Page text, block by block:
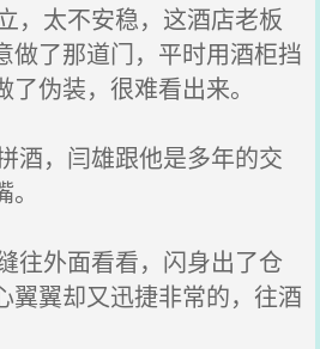
，太不安稳，这酒店老板
做了那道门，平时用酒柜挡
伪装，很难看出来。
酒，闫雄跟他是多年的交
往外面看看，闪身出了仓
翼翼却又迅捷非常的，往酒